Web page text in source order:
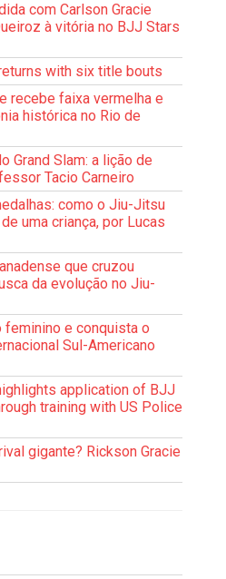
com Carlson Gracie
à vitória no BJJ Stars
with six title bouts
recebe faixa vermelha e
histórica no Rio de
Grand Slam: a lição de
Tacio Carneiro
como o Jiu-Jitsu
uma criança, por Lucas
que cruzou
da evolução no Jiu-
feminino e conquista o
Sul-Americano
application of BJJ
training with US Police
gigante? Rickson Gracie